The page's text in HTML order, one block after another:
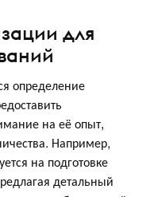
для
определение
на её опыт,
Например,
на подготовке
детальный